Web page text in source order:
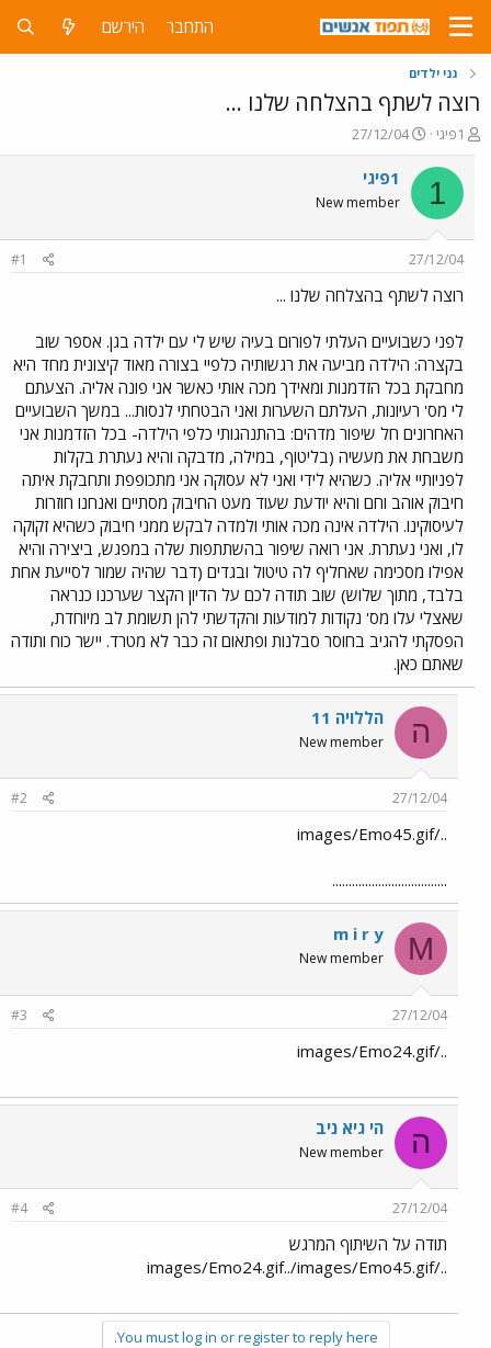
התחבר הירשם
גני ילדים
רוצה לשתף בהצלחה שלנו ...
פ
ו
ת
ח
ה
ש
א
1פיגי
פ
ו
א
ר
27/12/04
1 1פיגי
New member
27/12/04
#1
רוצה לשתף בהצלחה שלנו ...
לפני כשבועיים העלתי לפורום בעיה שיש לי עם ילדה בגן. אספר שוב
בקצרה: הילדה מביעה את רגשותיה כלפיי בצורה מאוד קיצונית מחד היא
מחבקת בכל הזדמנות ומאידך מכה אותי כאשר אני פונה אליה. הצעתם
לי מס' רעיונות, העלתם השערות ואני הבטחתי לנסות... במשך השבועיים
האחרונים חל שיפור מדהים: בהתנהגותי כלפי הילדה- בכל הזדמנות אני
משבחת את מעשיה (בליטוף, במילה, מדבקה והיא נעתרת בקלות
לפניותיי אליה. כשהיא לידי ואני לא עסוקה אני מתכופפת ותחבקת איתה
חיבוק אוהב וחם והיא יודעת שעוד מעט החיבוק מסתיים ואנחנו חוזרות
לעיסוקינו. הילדה אינה מכה אותי ולמדה לבקש ממני חיבוק כשהיא זקוקה
לו, ואני נעתרת. אני רואה שיפור בהשתתפות שלה במפגש, ביצירה והיא
אפילו מסכימה שאחליף לה טיטול ובגדים (דבר שהיה שמור לסייעת אחת
בלבד, מתוך שלוש) שוב תודה לכם על הדיון הקצר שערכנו כנראה
שאצלי עלו מס' נקודות למודעות והקדשתי להן תשומת לב מיוחדת,
הפסקתי להגיב בחוסר סבלנות ופתאום זה כבר לא מטרד. יישר כוח ותודה
שאתם כאן.
ה הללויה 11
New member
27/12/04
#2
../images/Emo45.gif
...................................
M
m i r y
New member
27/12/04
#3
../images/Emo24.gif
ה הי גיא ניב
New member
27/12/04
#4
תודה על השיתוף המרגש
../images/Emo24.gif../images/Emo45.gif
You must log in or register to reply here.